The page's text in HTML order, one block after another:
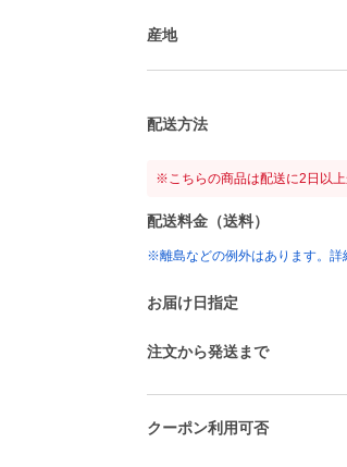
産地
配送方法
※こちらの商品は配送に2日以
配送料金（送料）
※離島などの例外はあります。詳
お届け日指定
注文から発送まで
クーポン利用可否